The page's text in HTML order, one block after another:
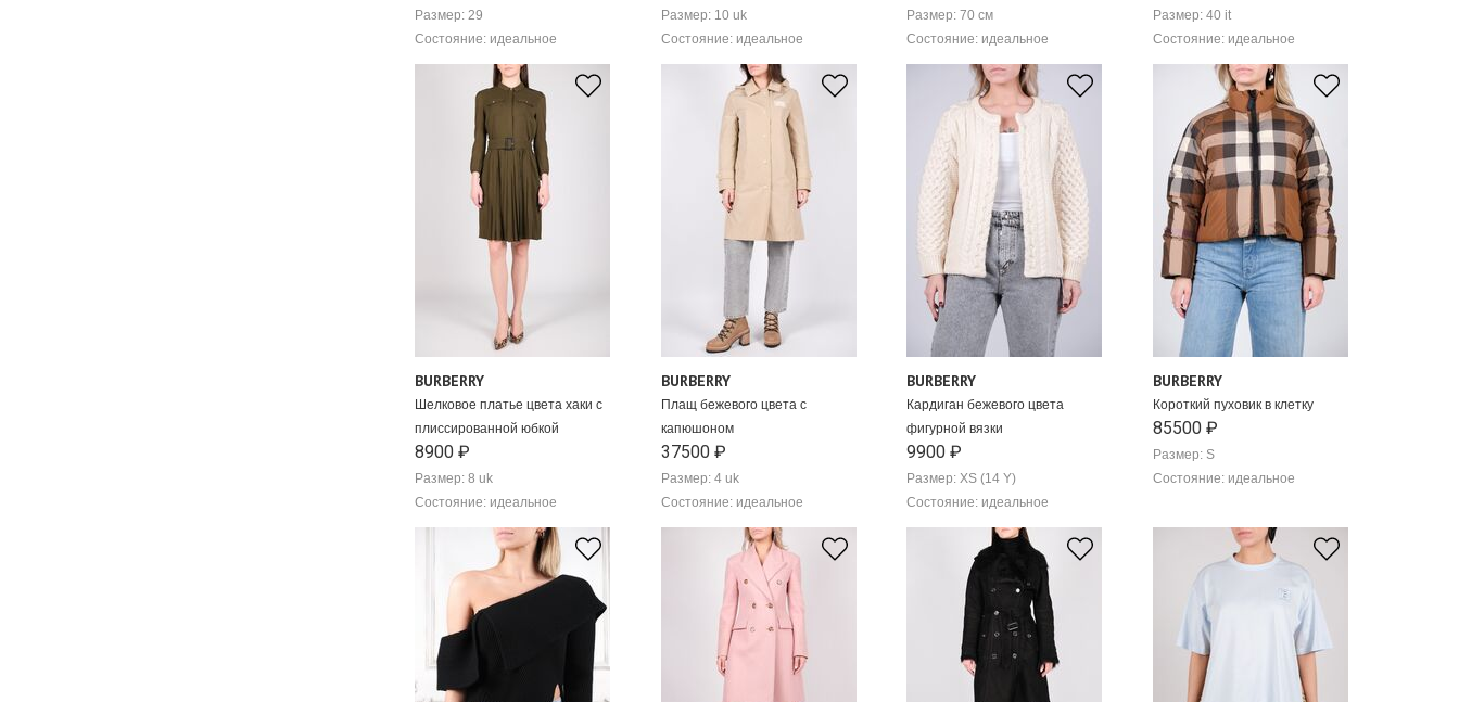
Размер: 29
Состояние: идеальное
Размер: 10 uk
Состояние: идеальное
Размер: 70 см
Состояние: идеальное
Размер: 40 it
Состояние: идеальное
BURBERRY
Шелковое платье цвета хаки с
плиссированной юбкой
8900 ₽
Размер: 8 uk
Состояние: идеальное
BURBERRY
Плащ бежевого цвета с
капюшоном
37500 ₽
Размер: 4 uk
Состояние: идеальное
BURBERRY
Кардиган бежевого цвета
фигурной вязки
9900 ₽
Размер: XS (14 Y)
Состояние: идеальное
BURBERRY
Короткий пуховик в клетку
85500 ₽
Размер: S
Состояние: идеальное